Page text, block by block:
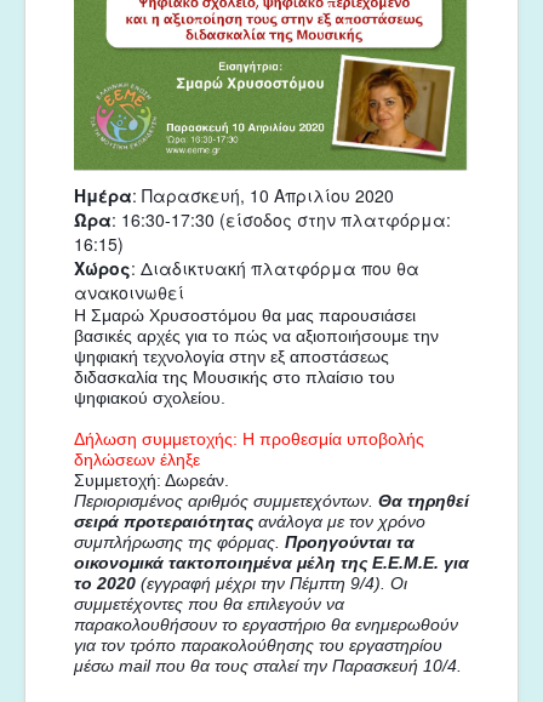
Ημέρα: Παρασκευή, 10 Απριλίου 2020
Ώρα: 16:30-17:30 (είσοδος στην πλατφόρμα:
16:15)
Χώρος: Διαδικτυακή πλατφόρμα που θα
ανακοινωθεί
Η Σμαρώ Χρυσοστόμου θα μας παρουσιάσει
βασικές αρχές για το πώς να αξιοποιήσουμε την
ψηφιακή τεχνολογία στην εξ αποστάσεως
διδασκαλία της Μουσικής στο πλαίσιο του
ψηφιακού σχολείου.
Δήλωση συμμετοχής: Η προθεσμία υποβολής
δηλώσεων έληξε
Συμμετοχή: Δωρεάν.
Περιορισμένος αριθμός συμμετεχόντων. Θα τηρηθεί
σειρά προτεραιότητας ανάλογα με τον χρόνο
συμπλήρωσης της φόρμας. Προηγούνται τα
οικονομικά τακτοποιημένα μέλη της Ε.Ε.Μ.Ε. για
το 2020 (εγγραφή μέχρι την Πέμπτη 9/4). Οι
συμμετέχοντες που θα επιλεγούν να
παρακολουθήσουν το εργαστήριο θα ενημερωθούν
για τον τρόπο παρακολούθησης του εργαστηρίου
μέσω mail που θα τους σταλεί την Παρασκευή 10/4.